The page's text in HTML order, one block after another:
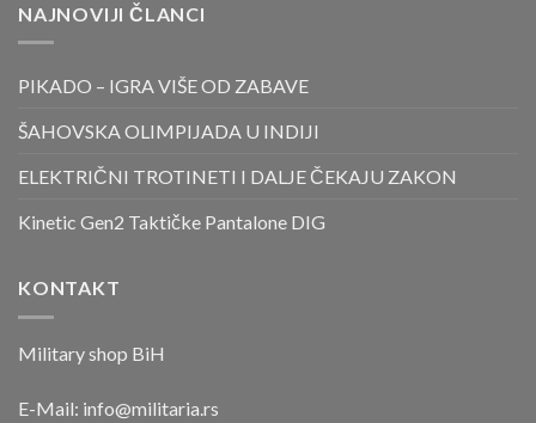
NAJNOVIJI ČLANCI
PIKADO – IGRA VIŠE OD ZABAVE
ŠAHOVSKA OLIMPIJADA U INDIJI
ELEKTRIČNI TROTINETI I DALJE ČEKAJU ZAKON
Kinetic Gen2 Taktičke Pantalone DIG
KONTAKT
Military shop BiH
E-Mail: info@militaria.rs